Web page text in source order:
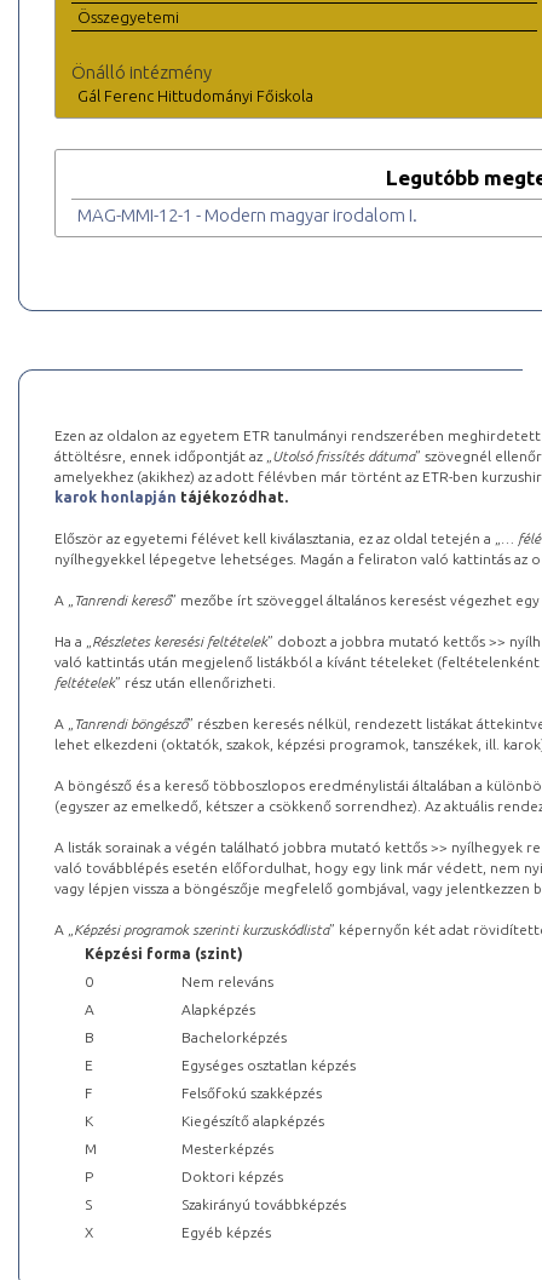
Összegyetemi
Önálló intézmény
Gál Ferenc Hittudományi Főiskola
Legutóbb
MAG-MMI-12-1 - Modern magyar irodalom I.
Ezen az oldalon az egyetem ETR tanulmányi rendszerében
áttöltésre, ennek időpontját az „ Utolsó frissítés dátuma” szövegnél
amelyekhez (akikhez) az adott félévben már történt az ETR-ben
karok honlapján tájékozódhat.
Először az egyetemi félévet kell kiválasztania, ez az oldal tetején a „
…
nyílhegyekkel lépegetve lehetséges. Magán a feliraton való kattintás az
A „ Tanrendi kereső” mezőbe írt szöveggel általános keresést végezhet
Ha a „ Részletes keresési feltételek” dobozt a jobbra mutató kettős >>
való kattintás után megjelenő listákból a kívánt tételeket (feltételenként
feltételek” rész után ellenőrizheti.
A „ Tanrendi böngésző” részben keresés nélkül, rendezett listákat
lehet elkezdeni (oktatók, szakok, képzési programok, tanszékek, ill.
A böngésző és a kereső többoszlopos eredménylistái általában a
(egyszer az emelkedő, kétszer a csökkenő sorrendhez). Az aktuális
A listák sorainak a végén található jobbra mutató kettős >> nyílhegyek
való továbblépés esetén előfordulhat, hogy egy link már védett, nem
vagy lépjen vissza a böngészője megfelelő gombjával, vagy
A „ Képzési programok szerinti kurzuskódlista” képernyőn két adat
Képzési forma (szint)
0
Nem releváns
A
Alapképzés
B
Bachelorképzés
E
Egységes osztatlan képzés
F
Felsőfokú szakképzés
K
Kiegészítő alapképzés
M
Mesterképzés
P
Doktori képzés
S
Szakirányú továbbképzés
X
Egyéb képzés